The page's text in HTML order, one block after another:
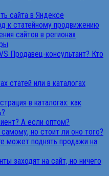
сайта в Яндексе
к статейному продвижению
сайтов в регионах
Продавец-консультант? Кто
статей или в каталогах
в каталогах: как
А если оптом?
но стоит ли оно того?
может поднять продажи на
заходят на сайт, но ничего